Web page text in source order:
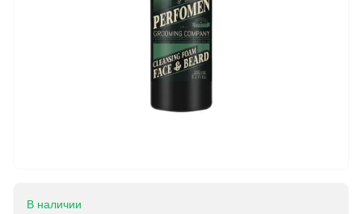
В наличии